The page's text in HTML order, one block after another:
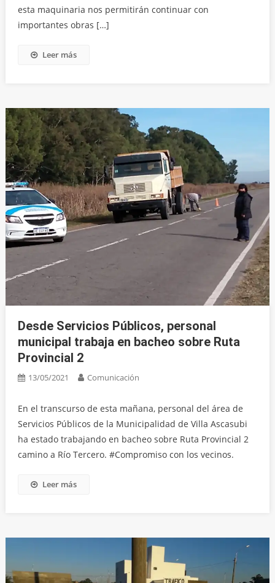
esta maquinaria nos permitirán continuar con
importantes obras […]
Leer más
Desde Servicios Públicos, personal
municipal trabaja en bacheo sobre Ruta
Provincial 2
13/05/2021 Comunicación
En el transcurso de esta mañana, personal del área de
Servicios Públicos de la Municipalidad de Villa Ascasubi
ha estado trabajando en bacheo sobre Ruta Provincial 2
camino a Río Tercero. #Compromiso con los vecinos.
Leer más